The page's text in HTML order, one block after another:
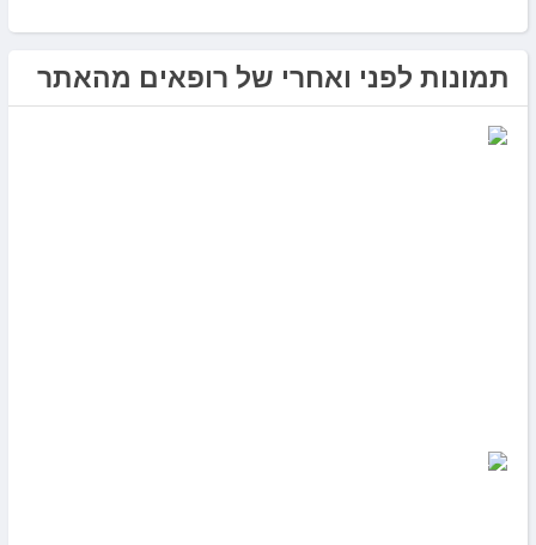
תמונות לפני ואחרי של רופאים מהאתר
ד”ר נמרוד דיקשטיין
ד”ר נמרוד דיקשטיין